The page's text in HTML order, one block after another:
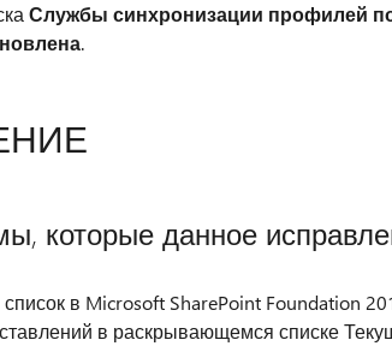
Службы синхронизации профилей
.
которые данное
в Microsoft SharePoint Foundation
в раскрывающемся списке